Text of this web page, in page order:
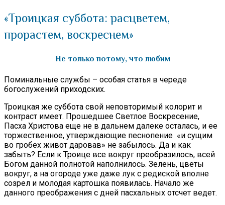
«Троицкая суббота: расцветем,
прорастем, воскреснем»
Не только потому, что любим
Поминальные службы – особая статья в череде
богослужений приходских.
Троицкая же суббота свой неповторимый колорит и
контраст имеет. Прошедшее Светлое Воскресение,
Пасха Христова еще не в дальнем далеке осталась, и ее
торжественное, утверждающие песнопение «и сущим
во гробех живот даровав» не забылось. Да и как
забыть? Если к Троице все вокруг преобразилось, всей
Богом данной полнотой наполнилось. Зелень, цветы
вокруг, а на огороде уже даже лук с редиской вполне
созрел и молодая картошка появилась. Начало же
данного преображения с дней пасхальных отсчет ведет.